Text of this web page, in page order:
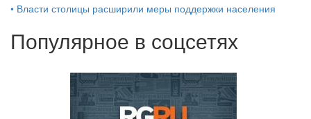
• Власти столицы расширили меры поддержки населения
Популярное в соцсетях